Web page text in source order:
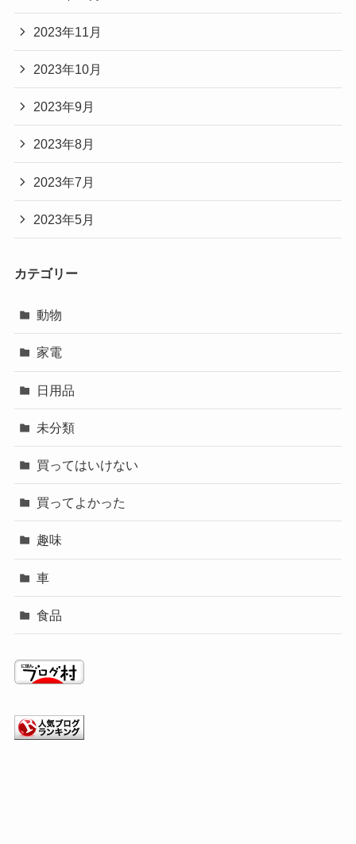
2023年11月
2023年10月
2023年9月
2023年8月
2023年7月
2023年5月
カテゴリー
動物
家電
日用品
未分類
買ってはいけない
買ってよかった
趣味
車
食品